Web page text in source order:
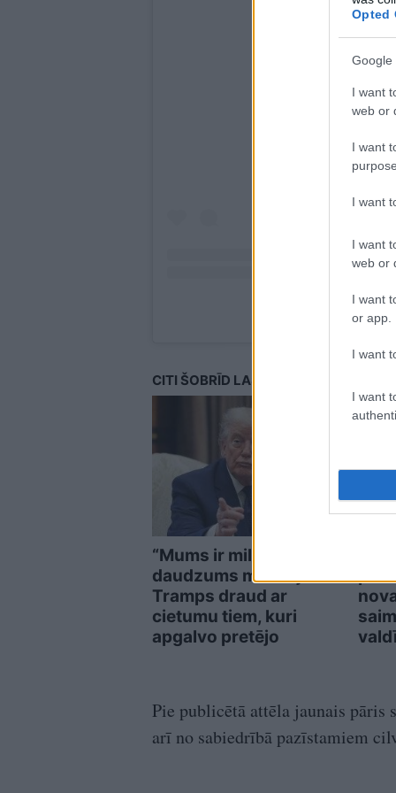
Opted
Google
I want
web or
I want
I want
I want
web or
I want
or app.
I want
I want
A post shared by
CITI ŠOBRĪD LASA
“Mums ir milzīgs
daudzums munīcijas!”
Tramps draud ar
cietumu tiem, kuri
apgalvo pretējo
Pie publicētā attēla jaunais pāris
arī no sabiedrībā pazīstamiem